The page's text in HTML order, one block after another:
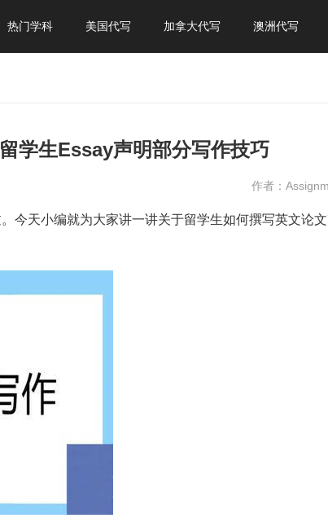
热门学科 美国代写 加拿大代写 澳洲代写
学生Essay声明部分写作技巧
作者：
今天小编就为大家讲一讲关于留学生如何撰写英文论